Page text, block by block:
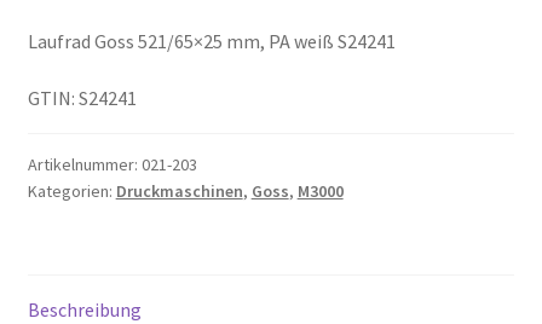
Laufrad Goss 521/65×25 mm, PA weiß S24241
GTIN: S24241
Artikelnummer: 021-203
Kategorien: Druckmaschinen, Goss, M3000
Beschreibung